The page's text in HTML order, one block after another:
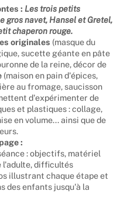
: Les trois petits
gros navet, Hansel et Gretel,
chaperon rouge.
originales (masque du
sucette géante en pâte
de la reine, décor de
(maison en pain d'épices,
au fromage, saucisson
d'expérimenter de
et plastiques : collage,
en volume... ainsi que de
:
: objectifs, matériel
l'adulte, difficultés
illustrant chaque étape et
enfants jusqu'à la